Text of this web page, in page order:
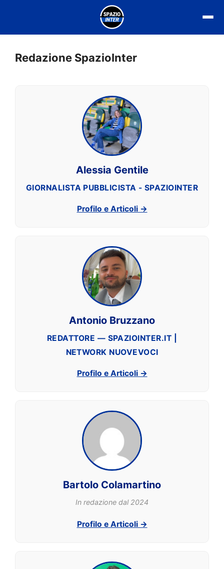
Redazione SpazioInter
Alessia Gentile
GIORNALISTA PUBBLICISTA - SPAZIOINTER
Profilo e Articoli →
Antonio Bruzzano
REDATTORE — SPAZIOINTER.IT |
NETWORK NUOVEVOCI
Profilo e Articoli →
Bartolo Colamartino
In redazione dal 2024
Profilo e Articoli →